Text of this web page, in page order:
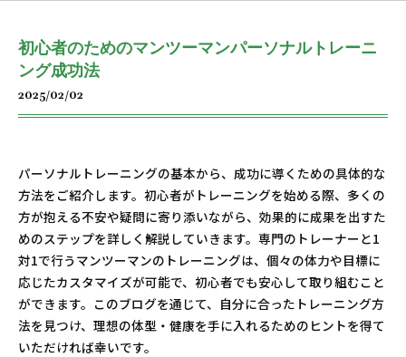
初心者のためのマンツーマンパーソナルトレーニ
ング成功法
2025/02/02
パーソナルトレーニングの基本から、成功に導くための具体的な
方法をご紹介します。初心者がトレーニングを始める際、多くの
方が抱える不安や疑問に寄り添いながら、効果的に成果を出すた
めのステップを詳しく解説していきます。専門のトレーナーと1
対1で行うマンツーマンのトレーニングは、個々の体力や目標に
応じたカスタマイズが可能で、初心者でも安心して取り組むこと
ができます。このブログを通じて、自分に合ったトレーニング方
法を見つけ、理想の体型・健康を手に入れるためのヒントを得て
いただければ幸いです。